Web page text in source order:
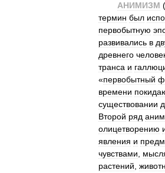
АНИМИЗМ (
термин был
первобытную
развивались в
древнего
транса и
«первобытный
времени
существовании
Второй ряд
олицетворению
явления и
чувствами
растений